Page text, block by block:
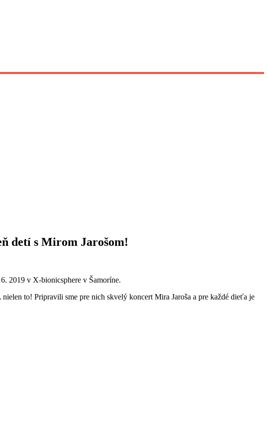
detí s Mirom Jarošom!
2019 v X-bionicsphere v Šamoríne.
to! Pripravili sme pre nich skvelý koncert Mira Jaroša a pre každé dieťa je